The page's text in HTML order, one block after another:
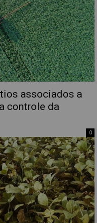
associados a
controle da
0